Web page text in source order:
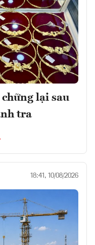
lại sau
tra
18:41, 10/08/2026